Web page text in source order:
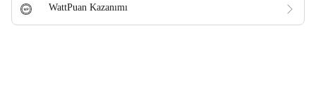
WattPuan Kazanımı